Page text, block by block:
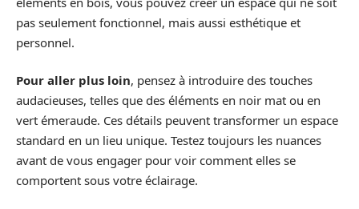
pas seulement fonctionnel, mais aussi esthétique et
personnel.
Pour aller plus loin, pensez à introduire des touches
audacieuses, telles que des éléments en noir mat ou en
vert émeraude. Ces détails peuvent transformer un espace
standard en un lieu unique. Testez toujours les nuances
avant de vous engager pour voir comment elles se
comportent sous votre éclairage.